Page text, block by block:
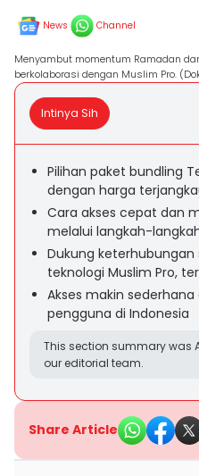
News Channel
Menyambut momentum Ramadan
berkolaborasi dengan Muslim Pro.
Intinya Sih
Pilihan paket bundling
dengan harga
Cara akses cepat dan
melalui langkah-
Dukung
teknologi Muslim Pro,
Akses makin
pengguna di Indonesia
This section summary was
our editorial team.
Share Article